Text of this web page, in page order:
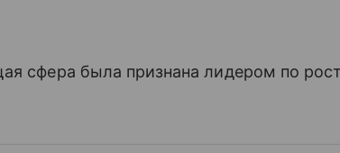
сфера была признана лидером по